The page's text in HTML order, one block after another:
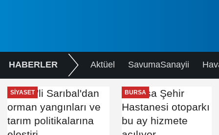
HABERLER Aktüel SavumaSanayii
SIYASET BURSA